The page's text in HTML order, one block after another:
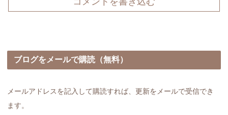
ブログをメールで購読（無料）
メールアドレスを記入して購読すれば、更新をメールで受信でき
ます。